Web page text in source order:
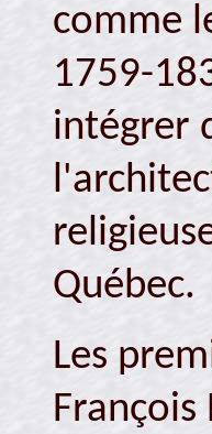
comme
1759-
intégrer
Québec.
Les